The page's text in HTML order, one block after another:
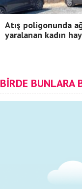
Atış poligonunda
yaralanan kadın
BİRDE BUNLARA